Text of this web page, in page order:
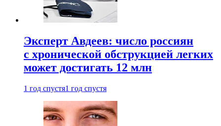
Эксперт Авдеев: число россиян
с хронической обструкцией легких
может достигать 12 млн
1 год спустя1 год спустя